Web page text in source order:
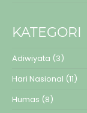
KATEGORI
Adiwiyata (3)
Hari Nasional (11)
Humas (8)